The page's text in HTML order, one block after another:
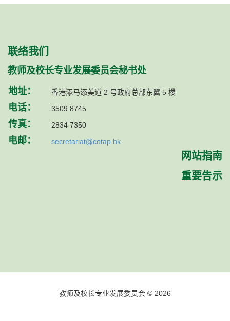
联络我们
教师及校长专业发展委员会秘书处
地址：
香港添马添美道 2 号政府总部东翼 5 楼
电话： 3509 8745
传真： 2834 7350
电邮： secretariat@cotap.hk
网站指南
重要告示
教师及校长专业发展委员会 © 2026